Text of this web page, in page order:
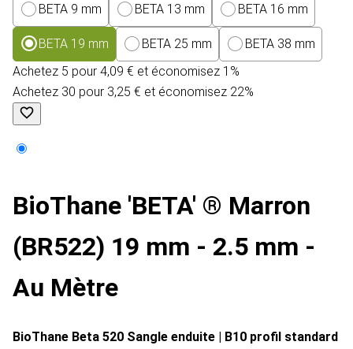
BETA 9 mm BETA 13 mm BETA 16 mm
BETA 19 mm BETA 25 mm
BETA 38 mm
Achetez 5 pour 4,09 € et économisez 1%
Achetez 30 pour 3,25 € et économisez 22%
BioThane 'BETA' ® Marron
(BR522) 19 mm - 2.5 mm -
Au Mètre
BioThane Beta 520 Sangle enduite | B10 profil standard